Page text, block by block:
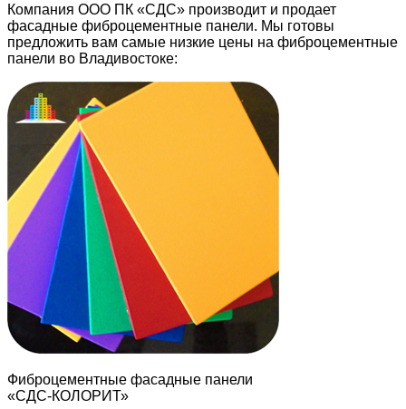
Компания ООО ПК «СДС» производит и продает
фасадные фиброцементные панели. Мы готовы
предложить вам самые низкие цены на фиброцементные
панели во Владивостоке:
Фиброцементные фасадные панели
«СДС-КОЛОРИТ»